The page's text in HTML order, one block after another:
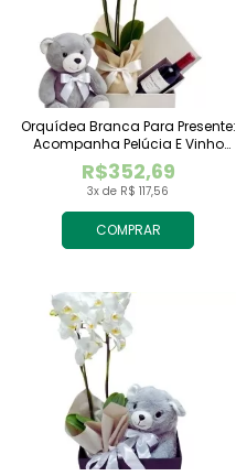
COMPRAR
3x de R$ 117,56
R$352,69
Orquídea Branca Para Presente:
Acompanha Pelúcia E Vinho
Tinto Importado